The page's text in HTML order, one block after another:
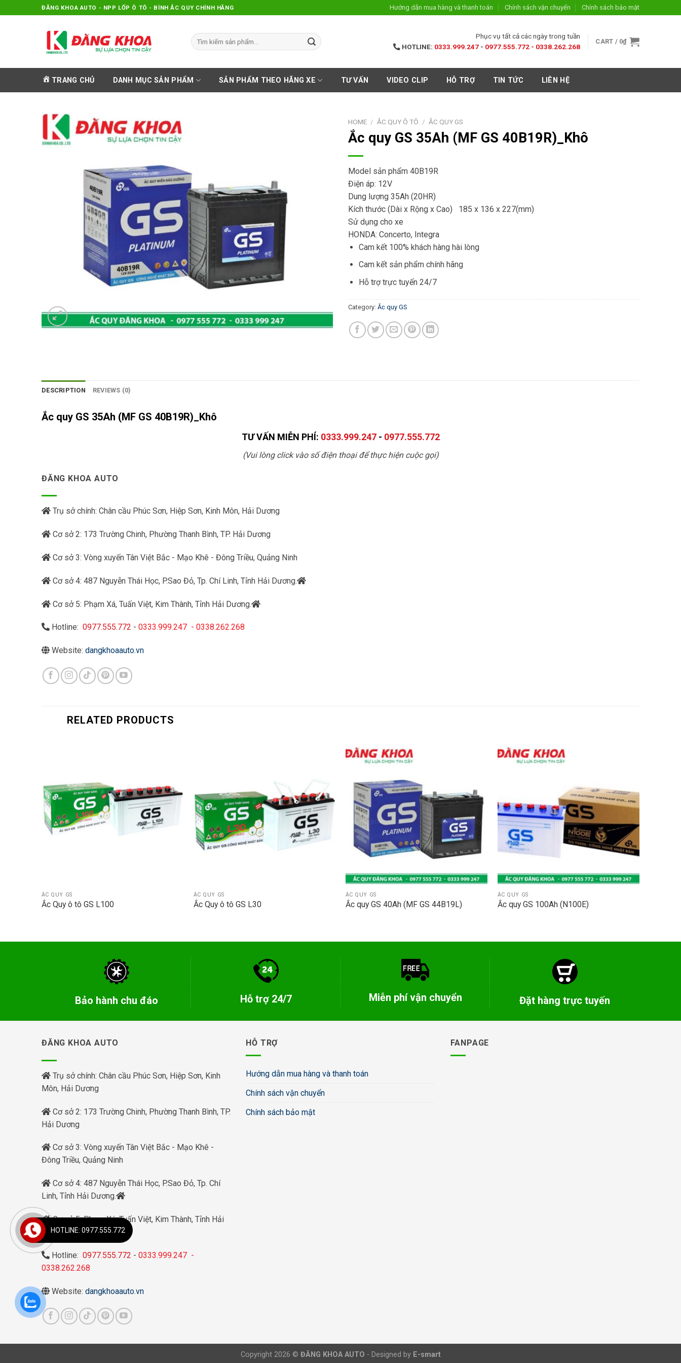
to
ĐĂNG KHOA AUTO - NPP LỐP Ô TÔ - BÌNH ẮC QUY CHÍNH HÃNG Hướng dẫn mua hàng và thanh toán Chính sách vận chuyển Chính sách bảo mật
Search
for:
Phục vụ tất cả các ngày trong tuần
HOTLINE: 0333.999.247 - 0977.555.772 - 0338.262.268
CART / 0₫
TRANG CHỦ DANH MỤC SẢN PHẨM SẢN PHẨM THEO HÃNG XE TƯ VẤN VIDEO CLIP HỖ TRỢ TIN TỨC LIÊN HỆ
HOME / ẮC QUY Ô TÔ / ẮC QUY GS
Ắc quy GS 35Ah (MF GS 40B19R)_Khô
Model sản phẩm 40B19R
Điện áp: 12V
Dung lượng 35Ah (20HR)
Kích thước (Dài x Rộng x Cao) 185 x 136 x 227(mm)
Sử dụng cho xe
HONDA: Concerto, Integra
Cam kết 100% khách hàng hài lòng
Cam kết sản phẩm chính hãng
Hỗ trợ trực tuyến 24/7
Category: Ắc quy GS
DESCRIPTION REVIEWS (0)
Ắc quy GS 35Ah (MF GS 40B19R)_Khô
TƯ VẤN MIỄN PHÍ: 0333.999.247- 0977.555.772
(Vui lòng click vào số điện thoại để thực hiện cuộc gọi)
ĐĂNG KHOA AUTO
Trụ sở chính: Chân cầu Phúc Sơn, Hiệp Sơn, Kinh Môn, Hải Dương
Cơ sở 2: 173 Trường Chinh, Phường Thanh Bình, TP. Hải Dương
Cơ sở 3: Vòng xuyến Tân Việt Bắc - Mạo Khê - Đông Triều, Quảng Ninh
Cơ sở 4: 487 Nguyễn Thái Học, P.Sao Đỏ, Tp. Chí Linh, Tỉnh Hải Dương.
Cơ sở 5: Phạm Xá, Tuấn Việt, Kim Thành, Tỉnh Hải Dương.
Hotline: 0977.555.772 - 0333.999.247 - 0338.262.268
Website: dangkhoaauto.vn
RELATED PRODUCTS
ẮC QUY GS
Ắc Quy ô tô GS L100
ẮC QUY GS
Ắc Quy ô tô GS L30
ẮC QUY GS
Ắc quy GS 40Ah (MF GS 44B19L)
ẮC QUY GS
Ắc quy GS 100Ah (N100E)
Bảo hành chu đáo Hỗ trợ 24/7 Miễn phí vận chuyển Đặt hàng trực tuyến
ĐĂNG KHOA AUTO
Trụ sở chính: Chân cầu Phúc Sơn, Hiệp Sơn, Kinh
Môn, Hải Dương
Cơ sở 2: 173 Trường Chinh, Phường Thanh Bình, TP.
Hải Dương
Cơ sở 3: Vòng xuyến Tân Việt Bắc - Mạo Khê -
Đông Triều, Quảng Ninh
Cơ sở 4: 487 Nguyễn Thái Học, P.Sao Đỏ, Tp. Chí
Linh, Tỉnh Hải Dương.
Cơ sở 5: Phạm Xá, Tuấn Việt, Kim Thành, Tỉnh Hải
Dương.
Hotline: 0977.555.772 - 0333.999.247 -
0338.262.268
Website: dangkhoaauto.vn
HỖ TRỢ
Hướng dẫn mua hàng và thanh toán
Chính sách vận chuyển
Chính sách bảo mật
FANPAGE
Copyright 2026 © ĐĂNG KHOA AUTO - Designed byE-smart
HOTLINE: 0977.555.772